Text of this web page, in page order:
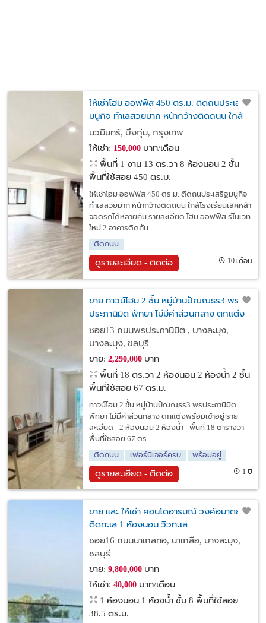
ให้เช่าโฮม ออฟฟิส 450 ตร.ม. ติดถนประเสริฐ
มนูกิจ ทำเลสวยมาก หน้ากว้างติดถนน ใกล้
โรงเรียนเลิศหล้า จอดรถได้หลายคัน
นวมินทร์, บึงกุ่ม, กรุงเทพ
ให้เช่า: 150,000บาท/เดือน
พื้นที่ 1 งาน 13 ตร.วา 8 ห้องนอน 2 ชั้น
พื้นที่ใช้สอย 450 ตร.ม.
ให้เช่าโฮม ออฟฟิส 450 ตร.ม. ติดถนประเสริฐมนูกิจ
ทำเลสวยมาก หน้ากว้างติดถนน ใกล้โรงเรียนเลิศหล้า
จอดรถได้หลายคัน รายละเอียด โฮม ออฟฟิส รีโนเวท
ใหม่ 2 อาคารติดกัน
ติดถนน
ดูรายละเอียด - ติดต่อ 10 เดือน
ขาย ทาวน์โฮม 2 ชั้น หมู่บ้านปัณณธร3 พร
ประภานิมิต พัทยา ไม่มีค่าส่วนกลาง ตกแต่ง
พร้อมเข้าอยู่
ซอย13 ถนนพรประภานิมิต , บางละมุง,
บางละมุง, ชลบุรี
ขาย: 2,290,000บาท
พื้นที่ 18 ตร.วา 2 ห้องนอน 2 ห้องน้ำ 2 ชั้น
พื้นที่ใช้สอย 67 ตร.ม.
ทาวน์โฮม 2 ชั้น หมู่บ้านปัณณธร3 พรประภานิมิต
พัทยา ไม่มีค่าส่วนกลาง ตกแต่งพร้อมเข้าอยู่ ราย
ละเอียด - 2 ห้องนอน 2 ห้องน้ำ - พื้นที่ 18 ตารางวา
พื้นที่ใชสอย 67 ตร
ติดถนน
เฟอร์นิเจอร์ครบ พร้อมอยู่
ดูรายละเอียด - ติดต่อ 1 ปี
ขาย และ ให้เช่า คอนโดอารมณ์ วงศ์อมาตย์
ติดทะเล 1 ห้องนอน วิวทะเล
ซอย16 ถนนนาเกลทอ, นาเกลือ, บางละมุง,
ชลบุรี
ขาย: 9,800,000บาท
ให้เช่า: 40,000บาท/เดือน
1 ห้องนอน 1 ห้องน้ำ ชั้น 8 พื้นที่ใช้สอย
38.5 ตร.ม.